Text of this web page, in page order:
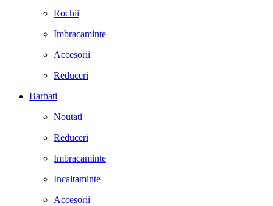
Rochii
Imbracaminte
Accesorii
Reduceri
Barbati
Noutati
Reduceri
Imbracaminte
Incaltaminte
Accesorii